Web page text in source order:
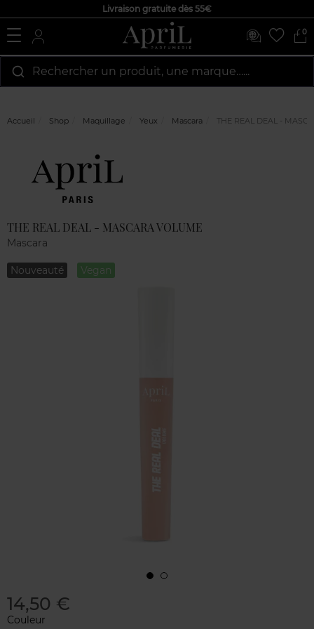
Livraison gratuite dès 55€
0
Rechercher un produit, une marque…...
Accueil Shop Maquillage Yeux Mascara THE REAL DEAL -
THE REAL DEAL - MASCARA VOLUME
Mascara
Nouveauté Vegan
14,50 €
Couleur